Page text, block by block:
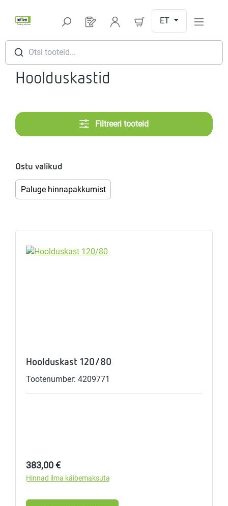
Otsi tooteid...
Sul on 0 toodet soovinimekirjas
ET
Hoolduskastid
Filtreeri tooteid
Ostu valikud
Paluge hinnapakkumist
Hoolduskast 120/80
Tootenumber: 4209771
Tavahind:
383,00 €
Hinnad ilma käibemaksuta